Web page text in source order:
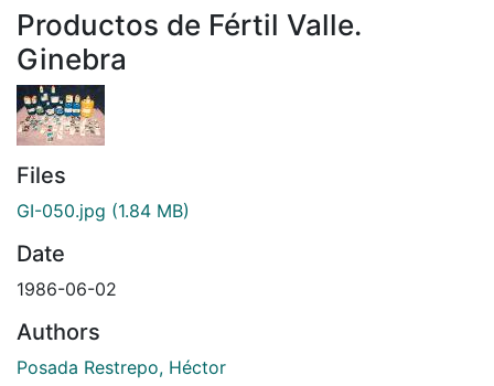
Productos de Fértil Valle.
Ginebra
Files
GI-050.jpg (1.84 MB)
Date
1986-06-02
Authors
Posada Restrepo, Héctor